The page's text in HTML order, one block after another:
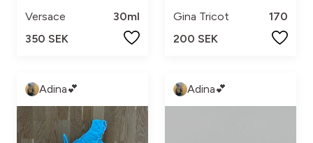
Versace
30ml
350 SEK
Gina Tricot
170
200 SEK
Adina💕 Adina💕